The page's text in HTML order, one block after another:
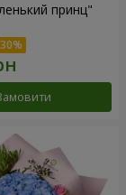
принц"